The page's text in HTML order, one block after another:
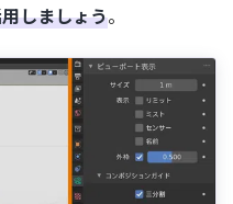
しましょう。